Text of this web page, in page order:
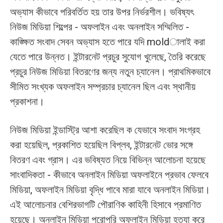
অভ্যাস কীভাবে পরিবর্তিত হয় তার উপর নির্ভরশীল। ভবিষ্যৎ
নিউজ মিডিয়া শিল্পের - অফলাইন এবং অনলাইন সম্মিলিত -
কাঙ্ক্ষিত সংবাদ সেবন অভ্যাস হতে পারে যদি moldালাই করা
যেতে পারে উন্নত। ইন্টারনেট প্রচুর সুযোগ খুলেছে, তৈরি করেছে
প্রচুর নিউজ মিডিয়া বিতরণের জন্য নতুন চ্যানেল। প্রাথমিকভাবে
সীমিত সংখ্যক অফলাইন সম্প্রচার চ্যানেল ছিল এবং স্থানীয়
প্রকাশনা।
নিউজ মিডিয়া ইন্ডাস্ট্রি আশা করেছিল ক যেভাবে সংবাদ সংগ্রহ
করা হয়েছিল, প্রকাশিত হয়েছিল বিপ্লব, ইন্টারনেট ভোর সঙ্গে
বিতরণ এবং গ্রাস। এর ভবিষ্যত নিয়ে বিভিন্ন আলোচনা হয়েছে
সাংবাদিকতা - কীভাবে অনলাইন মিডিয়া অফলাইনে প্রভাব ফেলবে
মিডিয়া, অফলাইন মিডিয়া বৃদ্ধি পাবে মারা যাবে অনলাইন মিডিয়া।
এই আলোচনার বেশিরভাগটি পৌরাণিক কাহিনী হিসাবে প্রমাণিত
হয়েছে। অনলাইন মিডিয়া পুরোপুরি অফলাইন মিডিয়া হত্যা করে